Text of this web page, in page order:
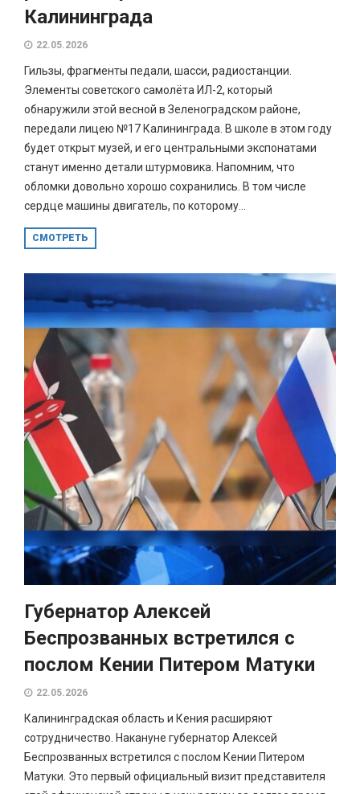
Калининграда
22.05.2026
Гильзы, фрагменты педали, шасси, радиостанции.
Элементы советского самолёта ИЛ-2, который
обнаружили этой весной в Зеленоградском районе,
передали лицею №17 Калининграда. В школе в этом году
будет открыт музей, и его центральными экспонатами
станут именно детали штурмовика. Напомним, что
обломки довольно хорошо сохранились. В том числе
сердце машины двигатель, по которому...
СМОТРЕТЬ
Губернатор Алексей
Беспрозванных встретился с
послом Кении Питером Матуки
22.05.2026
Калининградская область и Кения расширяют
сотрудничество. Накануне губернатор Алексей
Беспрозванных встретился с послом Кении Питером
Матуки. Это первый официальный визит представителя